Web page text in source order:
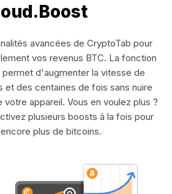
avancées de CryptoTab pour
vos revenus BTC. La fonction
d'augmenter la vitesse de
et des centaines de fois sans nuire
appareil. Vous en voulez plus ?
plusieurs boosts à la fois pour
plus de bitcoins.